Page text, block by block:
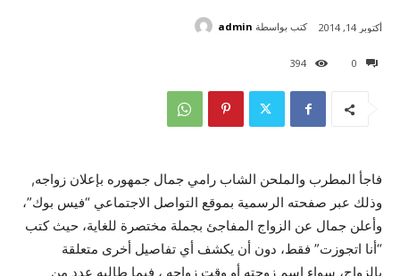
0
394
أكتوبر 14, 2014 كتب بواسطة admin
فاجأ المطرب والملحن الشاب رامي جمال جمهوره بإعلان زواجه,
وذلك عبر صفحته الرسمية بموقع التواصل الاجتماعي “فيس بوك”،
وأعلن جمال عن الزواج المفاجئ بجملة مختصرة للغاية، حيث كتب
“أنا اتجوزت” فقط، دون أن يكشف أي تفاصيل أخرى متعلقة
بالزواج، سواء اسم زوجته أو وقت زواجه ، فيما طالبه عدد من